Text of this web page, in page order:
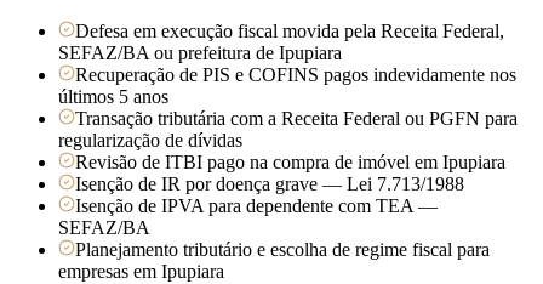
Defesa em execução fiscal movida pela Receita Federal,
SEFAZ/BA ou prefeitura de Ipupiara
Recuperação de PIS e COFINS pagos indevidamente nos
últimos 5 anos
Transação tributária com a Receita Federal ou PGFN para
regularização de dívidas
Revisão de ITBI pago na compra de imóvel em Ipupiara
Isenção de IR por doença grave — Lei 7.713/1988
Isenção de IPVA para dependente com TEA —
SEFAZ/BA
Planejamento tributário e escolha de regime fiscal para
empresas em Ipupiara